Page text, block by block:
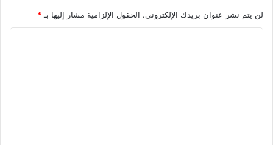
لن يتم نشر عنوان بريدك الإلكتروني. الحقول الإلزامية مشار إليها بـ *